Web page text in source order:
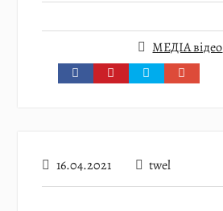
МЕДІА відео
16.04.2021 twel